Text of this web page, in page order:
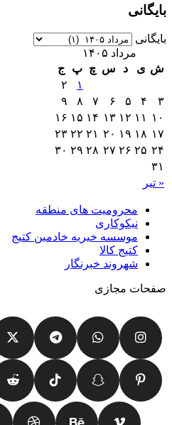
بایگانی
بایگانی
مرداد ۱۴۰۵
ش ی د س چ پ ج
« تیر
۱
۲
۳
۴ ۵ ۶ ۷ ۸
۹
۱۰
۱۱ ۱۲ ۱۳ ۱۴ ۱۵ ۱۶
۱۷ ۱۸ ۱۹ ۲۰ ۲۱ ۲۲ ۲۳
۲۴ ۲۵ ۲۶ ۲۷ ۲۸ ۲۹ ۳۰
۳۱
محرومیت های منطقه
نیکوکاری
موسسه خیریه خادمین کتیج
کتیج کالا
شهروند خبرنگار
صفحات مجازی